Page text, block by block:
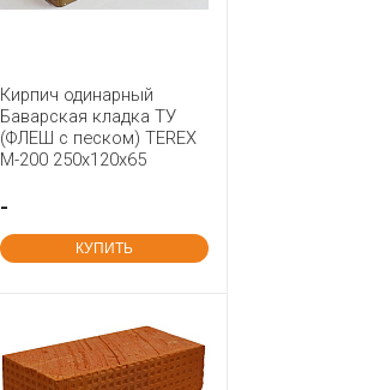
Кирпич одинарный
Баварская кладка ТУ
(ФЛЕШ с песком) TEREX
М-200 250x120x65
-
КУПИТЬ